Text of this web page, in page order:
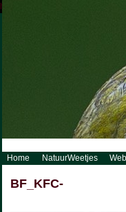
http://www.visueelconcept.nl/
Home NatuurWeetjes
BF_KFC-